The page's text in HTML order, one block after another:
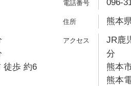
徒歩 約6
096-
熊本
JR鹿
分
熊本
熊本